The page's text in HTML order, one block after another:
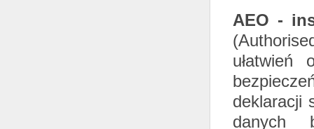
AEO -
(
ułatwień
deklaracji
danych